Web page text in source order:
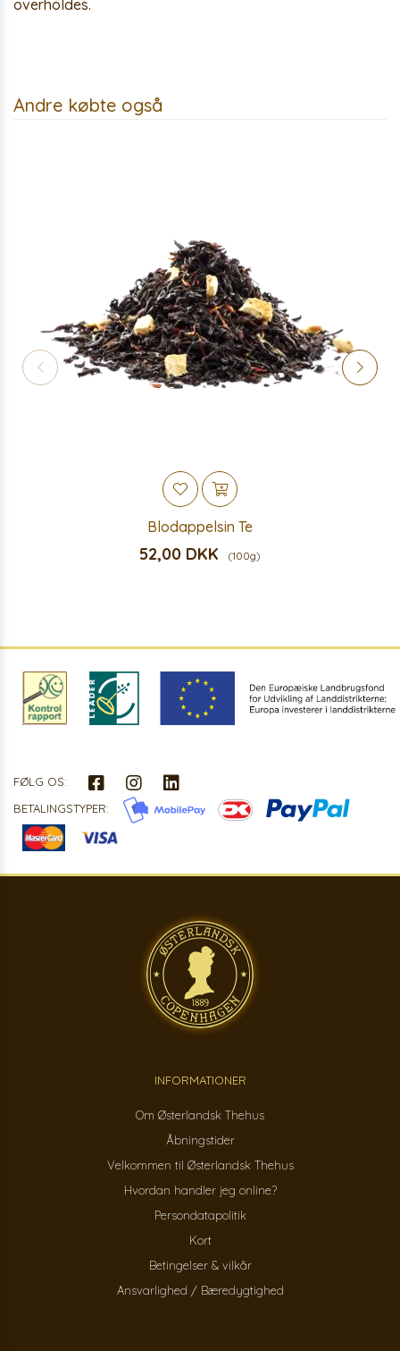
overholdes.
Andre købte også
Blodappelsin Te
52,00 DKK (100g)
FØLG OS:
BETALINGSTYPER:
INFORMATIONER
Om Østerlandsk Thehus
Åbningstider
Velkommen til Østerlandsk Thehus
Hvordan handler jeg online?
Persondatapolitik
Kort
Betingelser & vilkår
Ansvarlighed / Bæredygtighed